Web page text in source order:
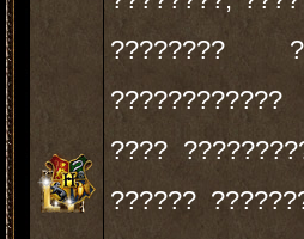
????????
????
??????